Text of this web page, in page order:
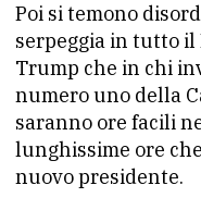
Poi si temono
serpeggia in tutto il
Trump che in chi
numero uno della
saranno ore facili
lunghissime ore
nuovo presidente.